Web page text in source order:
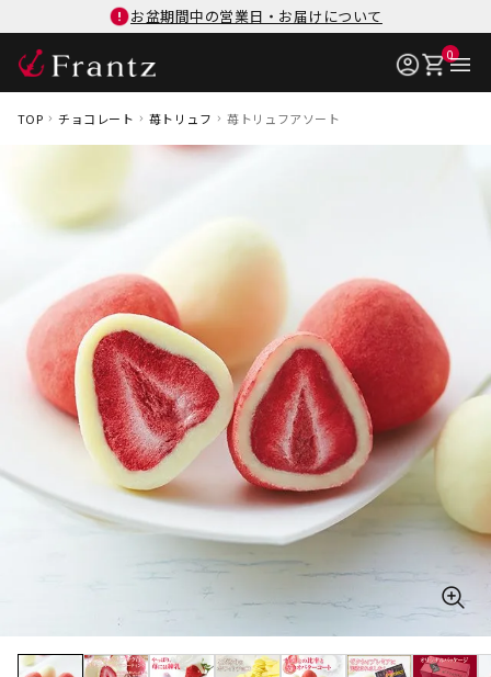
お盆期間中の営業日・お届けについて
0
TOP チョコレート 苺トリュフ 苺トリュフアソート